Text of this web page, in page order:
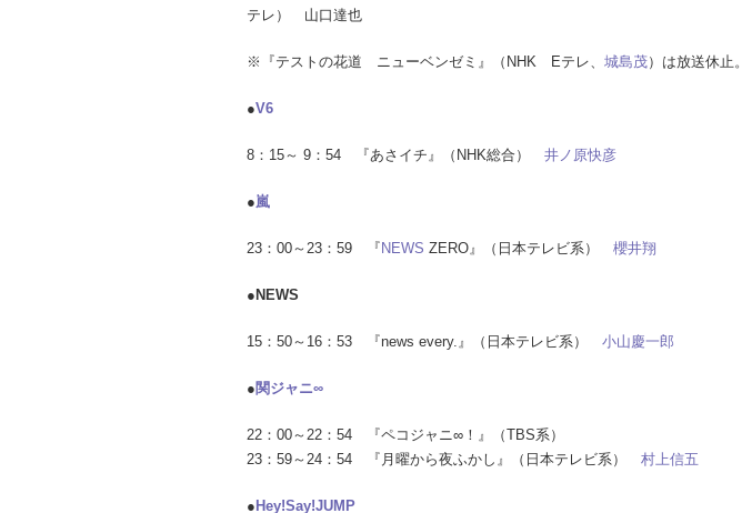
テレ） 山口達也
※『テストの花道 ニューベンゼミ』（NHK Eテレ、 城島茂）は放送休止。
●V6
8：15～ 9：54 『あさイチ』（NHK総合） 井ノ原快彦
●嵐
23：00～23：59 『 NEWS ZERO』（日本テレビ系） 櫻井翔
●NEWS
15：50～16：53 『news every.』（日本テレビ系） 小山慶一郎
● 関ジャニ∞
22：00～22：54 『ペコジャニ∞！』（TBS系）
23：59～24：54 『月曜から夜ふかし』（日本テレビ系） 村上信五
● Hey!Say!JUMP